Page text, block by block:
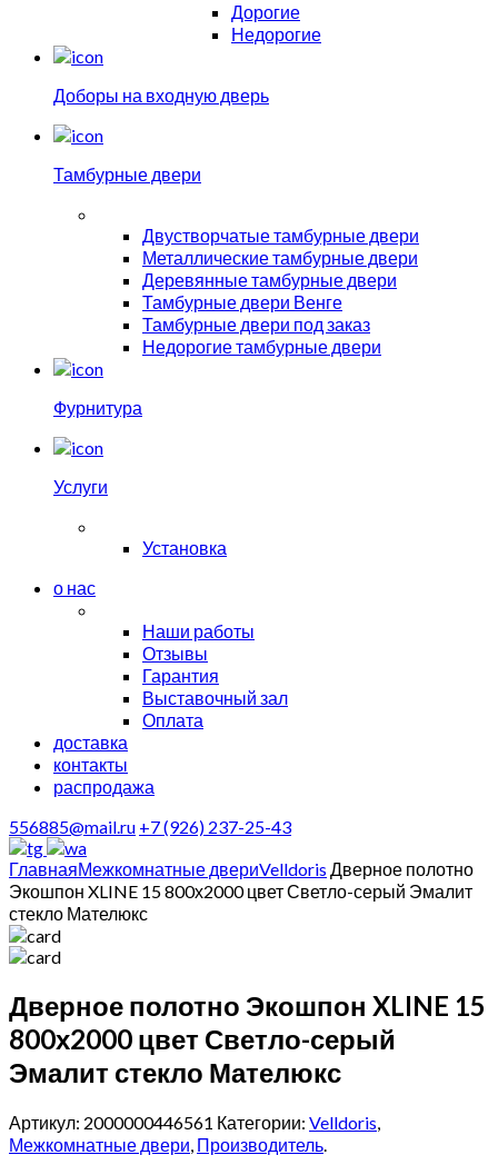
Дорогие
Недорогие
Доборы на входную дверь
Тамбурные двери
Двустворчатые тамбурные двери
Металлические тамбурные двери
Деревянные тамбурные двери
Тамбурные двери Венге
Тамбурные двери под заказ
Недорогие тамбурные двери
Фурнитура
Услуги
Установка
о нас
Наши работы
Отзывы
Гарантия
Выставочный зал
Оплата
доставка
контакты
распродажа
556885@mail.ru +7 (926) 237-25-43
ГлавнаяМежкомнатные двериVelldoris Дверное полотно
Экошпон XLINE 15 800х2000 цвет Светло-серый Эмалит
стекло Мателюкс
Дверное полотно Экошпон XLINE 15
800х2000 цвет Светло-серый
Эмалит стекло Мателюкс
Артикул: 2000000446561 Категории: Velldoris,
Межкомнатные двери, Производитель.